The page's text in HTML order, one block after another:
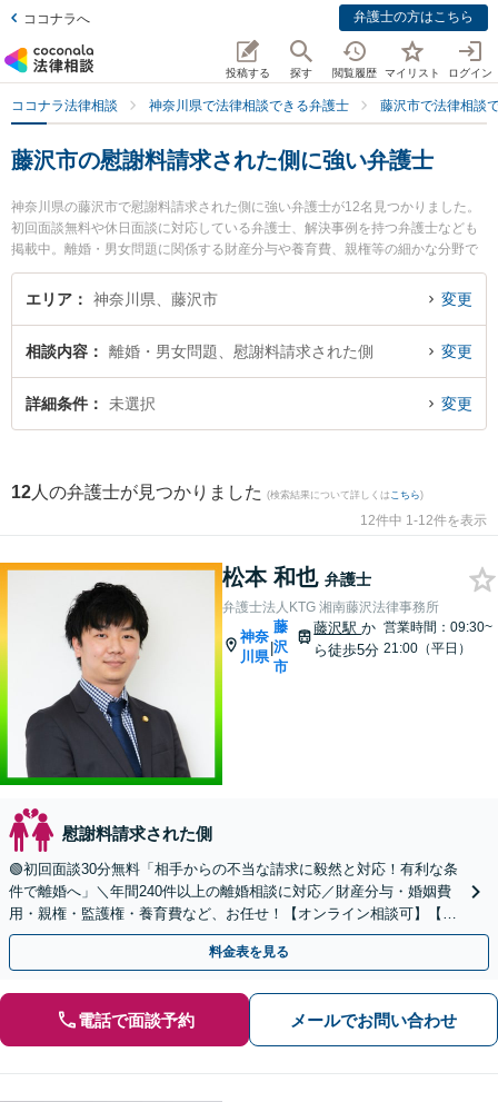
ココナラへ 弁護士の方はこちら
投稿する 探す 閲覧履歴 マイリスト ログイン
ココナラ法律相談 神奈川県で法律相談できる弁護士 藤沢市で法律相談
藤沢市の慰謝料請求された側に強い弁護士
神奈川県の藤沢市で慰謝料請求された側に強い弁護士が12名見つかりました。
初回面談無料や休日面談に対応している弁護士、解決事例を持つ弁護士なども
掲載中。離婚・男女問題に関係する財産分与や養育費、親権等の細かな分野で
の絞り込み検索もでき便利です。特に弁護士法人KTG 湘南藤沢法律事務所の松
本 和也弁護士やベリーベスト法律事務所 湘南藤沢オフィスの向山 修平弁護
謝料請求された側のトラブルを今すぐに弁護士に相談したい』『慰謝料請求さ
れた側のトラブル解決の実績豊富な近くの弁護士を検索したい』『初回相談無
料で慰謝料請求された側を法律相談できる藤沢市内の弁護士に相談予約した
エリア 神奈川県、藤沢市 変更
相談内容 離婚・男女問題、慰謝料請求された側 変更
詳細条件 未選択 変更
12 人の弁護士が見つかりました (検索結果について詳しくは こちら)
12件中 1-12件を表示
松本 和也 弁護士
弁護士法人KTG 湘南藤沢法律事務所
神奈
川県
|
藤
沢
市
藤沢駅か
ら徒歩5分
営業時間：09:30~
21:00（平日）
慰謝料請求された側
🟢初回面談30分無料「相手からの不当な請求に毅然と対応！有利な条
件で離婚へ」＼年間240件以上の離婚相談に対応／財産分与・婚姻費
用・親権・監護権・養育費など、お任せ！【オンライン相談可】【カ
ード・分割払い可】
料金表を見る
電話で面談予約 メールでお問い合わせ